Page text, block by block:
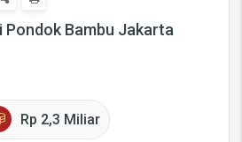
Pondok Bambu Jakarta
Rp 2,3 Miliar